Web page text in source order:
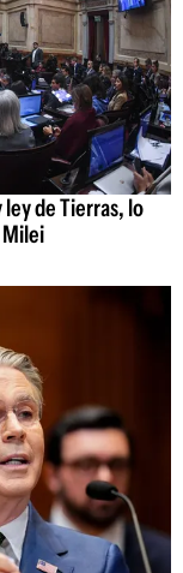
de Tierras, lo
Milei